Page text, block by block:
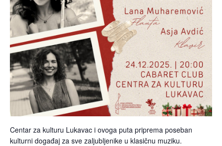
Centar za kulturu Lukavac i ovoga puta priprema poseban
kulturni događaj za sve zaljubljenike u klasičnu muziku.